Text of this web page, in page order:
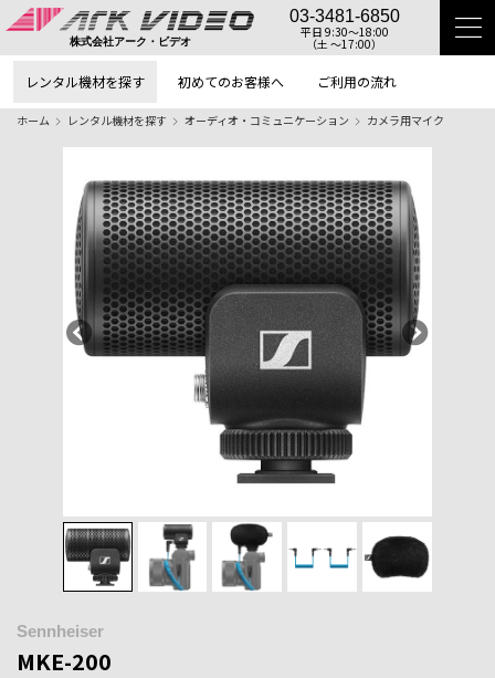
株式会社アーク・ビデオ
03-3481-6850
平日 9:30〜18:00
（土 〜17:00）
レンタル機材を探す 初めてのお客様へ ご利用の流れ
ホーム レンタル機材を探す オーディオ・コミュニケーション カメラ用マイク
Sennheiser
MKE-200